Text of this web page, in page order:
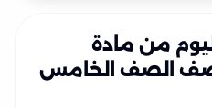
اليوم من مادة
الصف الخامس